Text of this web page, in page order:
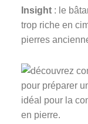
Insight : le
trop riche en
pierres